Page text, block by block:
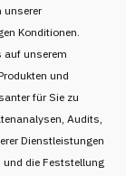
unserer
Konditionen.
auf unserem
und
für Sie zu
Audits,
Dienstleistungen
die Feststellung